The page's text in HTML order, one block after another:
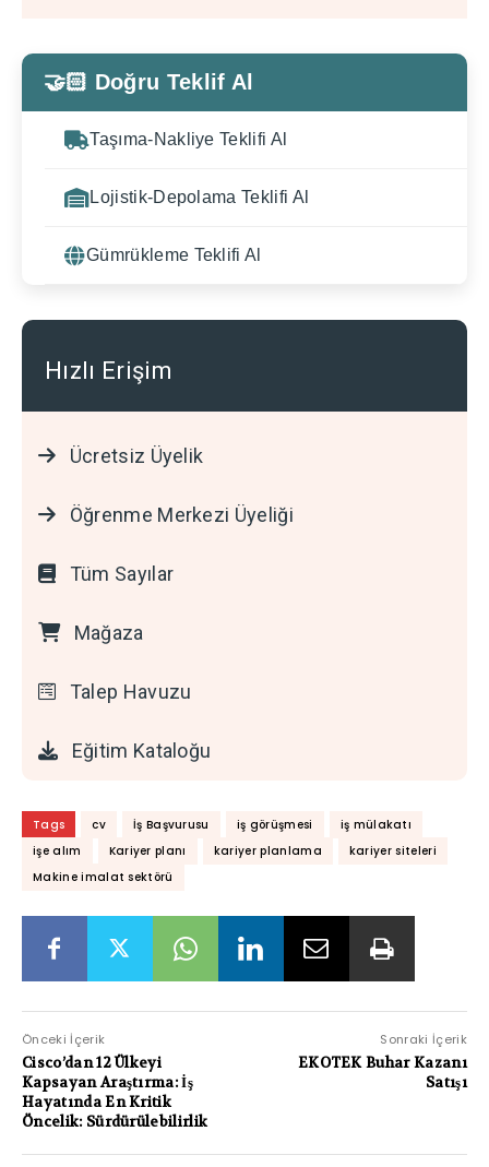
🤝🏻 Doğru Teklif Al
Taşıma-Nakliye Teklifi Al
Lojistik-Depolama Teklifi Al
Gümrükleme Teklifi Al
Hızlı Erişim
Ücretsiz Üyelik
Öğrenme Merkezi Üyeliği
Tüm Sayılar
Mağaza
Talep Havuzu
Eğitim Kataloğu
Tags cv İş Başvurusu iş görüşmesi
iş mülakatı
işe alım
Kariyer planı kariyer planlama
kariyer siteleri
Makine imalat sektörü
Önceki İçerik
Cisco’dan 12 Ülkeyi
Kapsayan Araştırma: İş
Hayatında En Kritik
Öncelik: Sürdürülebilirlik
Sonraki İçerik
EKOTEK Buhar Kazanı
Satışı